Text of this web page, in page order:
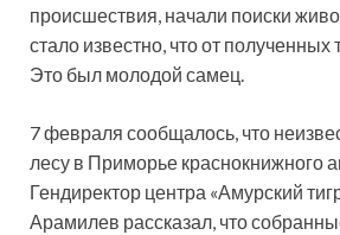
происшествия, начали поиски
стало известно, что от полученных
Это был молодой самец.
7 февраля сообщалось, что
лесу в Приморье краснокнижного
Гендиректор центра «Амурский
Арамилев рассказал, что